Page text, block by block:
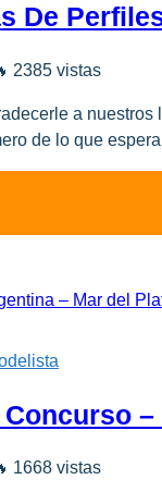
De
2385 vistas
a
de lo que
1668 vistas